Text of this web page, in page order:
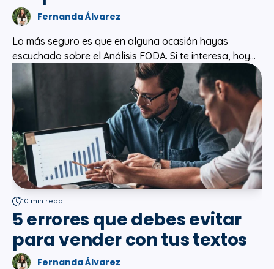
Fernanda Álvarez
Lo más seguro es que en alguna ocasión hayas
escuchado sobre el Análisis FODA. Si te interesa, hoy...
10 min read.
5 errores que debes evitar
para vender con tus textos
Fernanda Álvarez